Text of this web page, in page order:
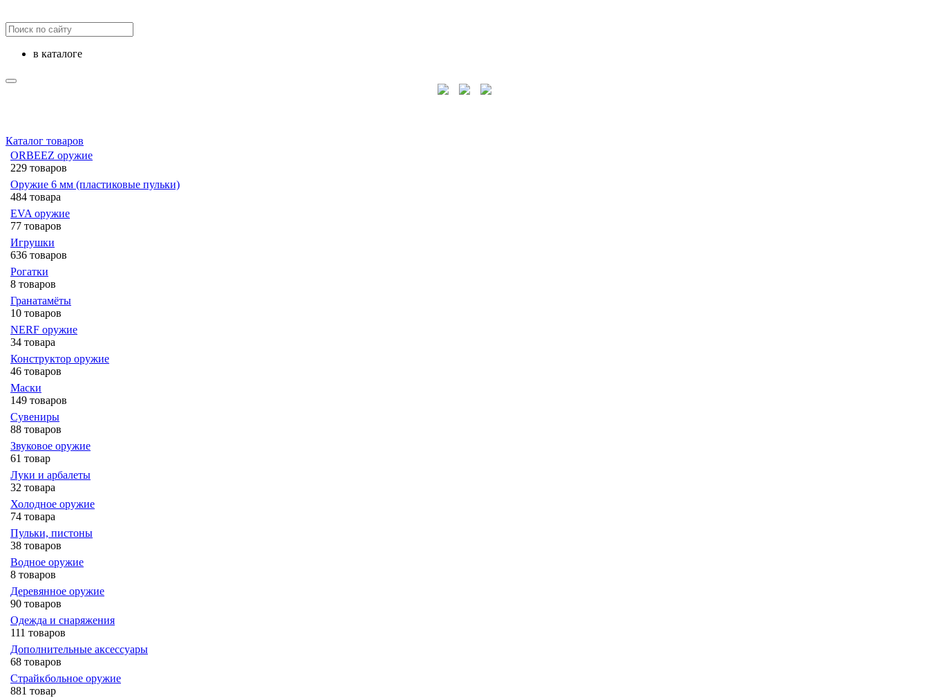
в каталоге
Каталог товаров
ORBEEZ оружие
229 товаров
Оружие 6 мм (пластиковые пульки)
484 товара
EVA оружие
77 товаров
Игрушки
636 товаров
Рогатки
8 товаров
Гранатамёты
10 товаров
NERF оружие
34 товара
Конструктор оружие
46 товаров
Маски
149 товаров
Сувениры
88 товаров
Звуковое оружие
61 товар
Луки и арбалеты
32 товара
Холодное оружие
74 товара
Пульки, пистоны
38 товаров
Водное оружие
8 товаров
Деревянное оружие
90 товаров
Одежда и снаряжения
111 товаров
Дополнительные аксессуары
68 товаров
Страйкбольное оружие
881 товар